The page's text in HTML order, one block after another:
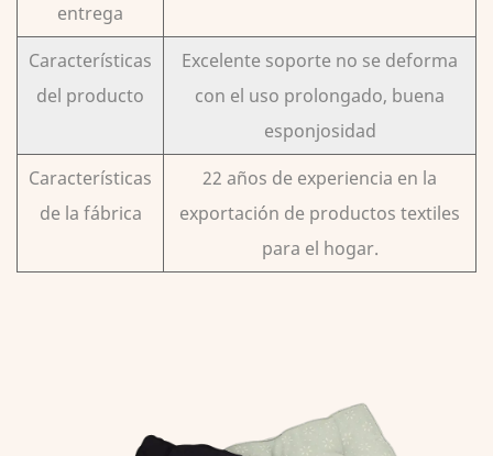
entrega
Características
del producto
Excelente soporte no se deforma
con el uso prolongado, buena
esponjosidad
Características
de la fábrica
22 años de experiencia en la
exportación de productos textiles
para el hogar.